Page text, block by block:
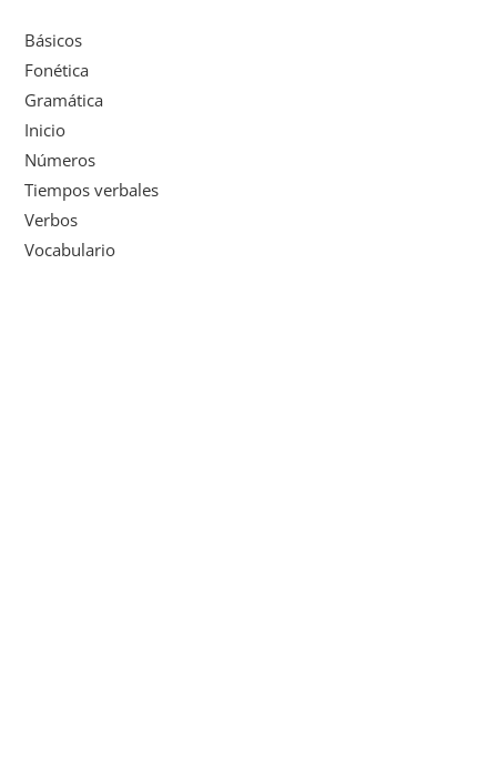
Básicos
Fonética
Gramática
Inicio
Números
Tiempos verbales
Verbos
Vocabulario